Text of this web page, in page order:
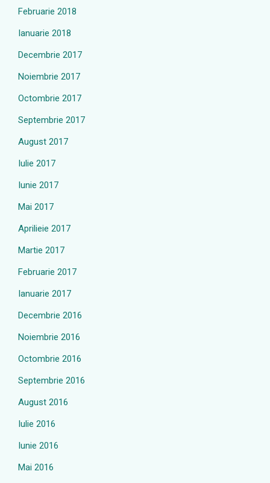
Februarie 2018
Ianuarie 2018
Decembrie 2017
Noiembrie 2017
Octombrie 2017
Septembrie 2017
August 2017
Iulie 2017
Iunie 2017
Mai 2017
Aprilieie 2017
Martie 2017
Februarie 2017
Ianuarie 2017
Decembrie 2016
Noiembrie 2016
Octombrie 2016
Septembrie 2016
August 2016
Iulie 2016
Iunie 2016
Mai 2016